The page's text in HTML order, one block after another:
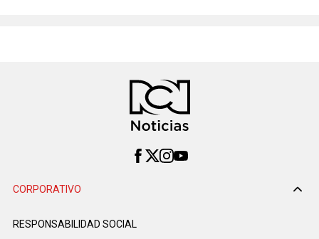
CORPORATIVO
RESPONSABILIDAD SOCIAL